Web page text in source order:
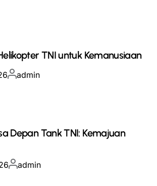
TNI untuk Kemanusiaan
Posted
admin
Depan Tank TNI: Kemajuan
Posted
admin